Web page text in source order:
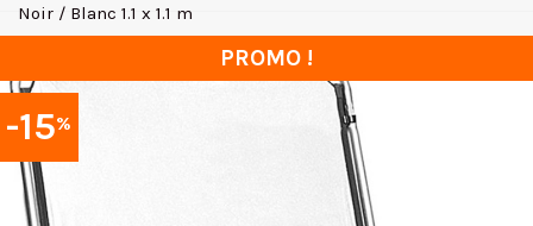
Noir / Blanc 1.1 x 1.1 m
-15%
PROMO !